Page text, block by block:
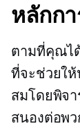
หลักก
ตามที่คุณไ
ที่จะช่วยใ
สมโดยพิจ
สนองต่อพ